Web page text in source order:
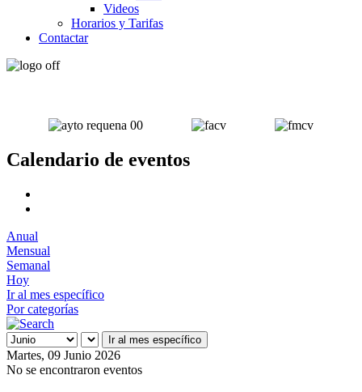
Videos
Horarios y Tarifas
Contactar
Calendario de eventos
Anual
Mensual
Semanal
Hoy
Ir al mes específico
Por categorías
Ir al mes específico
Martes, 09 Junio 2026
No se encontraron eventos